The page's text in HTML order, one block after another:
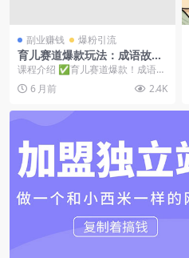
副业赚钱 爆粉引流
育儿赛道爆款玩法：成语故事
短视频带货，边带娃边涨粉变
现，宝妈轻松创收！
课程介绍 ✅育儿赛道爆款！成语寓
言故事短视频教学，教娃+涨粉+带
货三不误 ✅宝妈...
6 月前 2.4K